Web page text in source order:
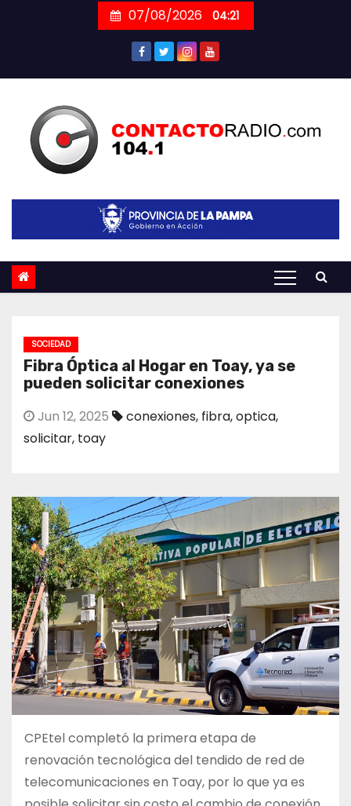
07/08/2026 04:21
SOCIEDAD
Fibra Óptica al Hogar en Toay, ya se
pueden solicitar conexiones
Jun 12, 2025 conexiones, fibra,optica,
solicitar, toay
CPEtel completó la primera etapa de
renovación tecnológica del tendido de red de
telecomunicaciones en Toay, por lo que ya es